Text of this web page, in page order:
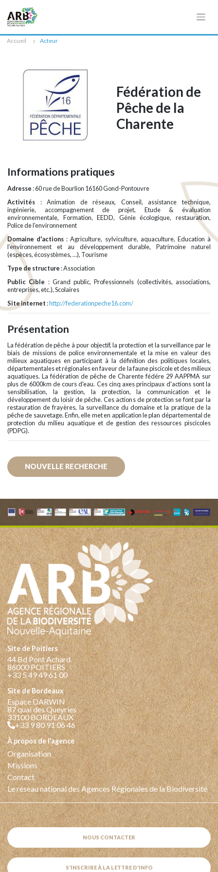
Accueil Acteur
Fédération de
Pêche de la
Charente
Informations pratiques
Adresse : 60 rue de Bourlion 16160 Gond-Pontouvre
Activités : Animation de réseaux, Conseil, assistance technique,
ingénierie, accompagnement de projet, Etude & évaluation
environnementale, Formation, EEDD, Génie écologique, restauration,
Police de l’environnement
Domaine d'actions : Agriculture, sylviculture, aquaculture, Education à
l’environnement et au développement durable, Patrimoine naturel
(espèces, écosystèmes, …), Tourisme
Type de structure : Association
Public Cible : Grand public, Professionnels (collectivités, associations,
entreprises, etc.), Scolaires
Site internet :http://federationpeche16.com/
Présentation
La fédération de pêche à pour objectif, la protection et la surveillance par le
biais de missions de police environnementale et la mise en valeur des
milieux aquatiques en participant à la définition des politiques locales,
départementales et régionales en faveur de la faune piscicole et des milieux
aquatiques. La fédération de pêche de Charente fédére 29 AAPPMA sur
plus de 6000km de cours d'eau. Ces cinq axes principaux d'actions sont la
sensibilisation, la gestion, la protection, la communication et le
développement du loisir de pêche. Ces actions de protection se font par la
restauration de frayères, la surveillance du domaine et la pratique de la
pêche de sauvetage. Enfin, elle met en application le plan départemental de
protection du milieu aquatique et de gestion des ressources piscicoles
(PDPG).
NOUVELLE RECHERCHE
Site de Poitiers
44 Bd Pont Achard
86000 POITIERS
+33 5 49 49 61 00
Site de Bordeaux
Espace DARWIN
87 quai des Queyries
33100 BORDEAUX
+33 9 80 91 06 46
à propos de l’agence
Organisation
Missions
Contact
Le réseau national des Agences Régionales de la Biodiversité
NOUS CONTACTER
S'INSCRIRE À LA LETTRE D'INFO